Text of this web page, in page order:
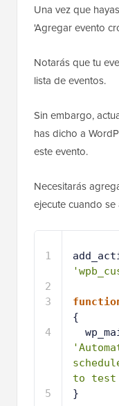
Una vez que
'Agregar evento
Notarás que tu
lista de eventos.
Sin embargo,
has dicho a
este evento.
Necesitarás
ejecute cuando
1
2
3
4
5
{
to test
}